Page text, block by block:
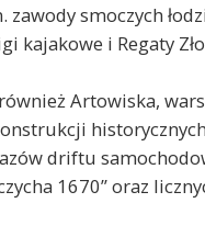
zawody smoczych
kajakowe i Regaty
Artowiska,
driftu
1670” oraz